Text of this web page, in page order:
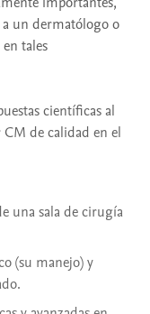
un dermatólogo o
tales
científicas al
CM de calidad en el
una sala de cirugía
(su manejo) y